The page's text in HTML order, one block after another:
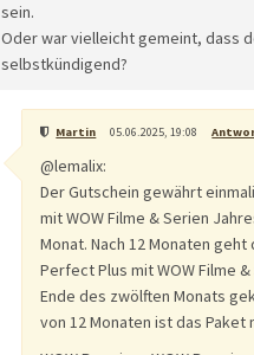
sein.
Oder war vielleicht gemeint, dass
selbstkündigend?
Martin 05.06.2025, 19:08
@lemalix:
Der Gutschein gewährt
mit WOW Filme & Serien
Monat. Nach 12 Monaten
Perfect Plus mit WOW Filme
Ende des zwölften Monats
von 12 Monaten ist das Paket